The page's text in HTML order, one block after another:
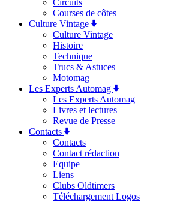
Circuits
Courses de côtes
Culture Vintage
Culture Vintage
Histoire
Technique
Trucs & Astuces
Motomag
Les Experts Automag
Les Experts Automag
Livres et lectures
Revue de Presse
Contacts
Contacts
Contact rédaction
Equipe
Liens
Clubs Oldtimers
Téléchargement Logos